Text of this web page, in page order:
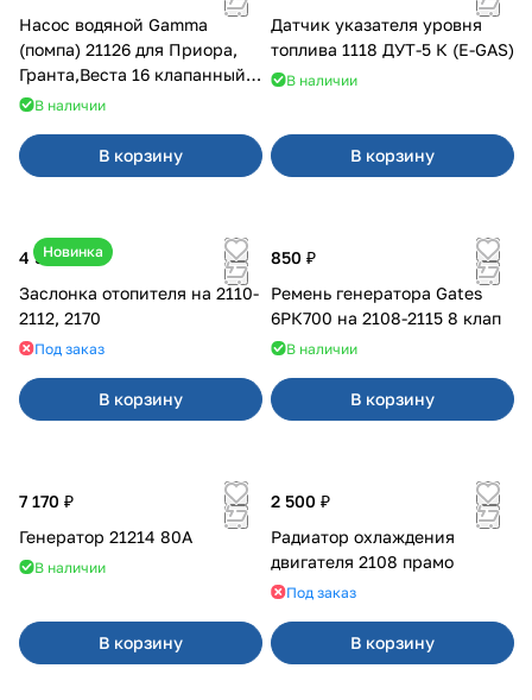
Насос водяной Gamma
(помпа) 21126 для Приора,
Гранта,Веста 16 клапанный
двигатель.
В наличии
В корзину
Датчик указателя уровня
топлива 1118 ДУТ-5 К (E-GAS)
В наличии
В корзину
Новинка
4 500 ₽
Заслонка отопителя на 2110-
2112, 2170
Под заказ
В корзину
850 ₽
Ремень генератора Gates
6РК700 на 2108-2115 8 клап
В наличии
В корзину
7 170 ₽
Генератор 21214 80А
В наличии
В корзину
2 500 ₽
Радиатор охлаждения
двигателя 2108 прамо
Под заказ
В корзину